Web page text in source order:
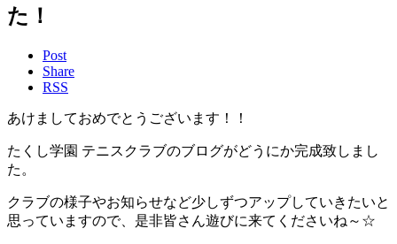
た！
Post
Share
RSS
あけましておめでとうございます！！
たくし学園 テニスクラブのブログがどうにか完成致しまし
た。
クラブの様子やお知らせなど少しずつアップしていきたいと
思っていますので、是非皆さん遊びに来てくださいね～☆